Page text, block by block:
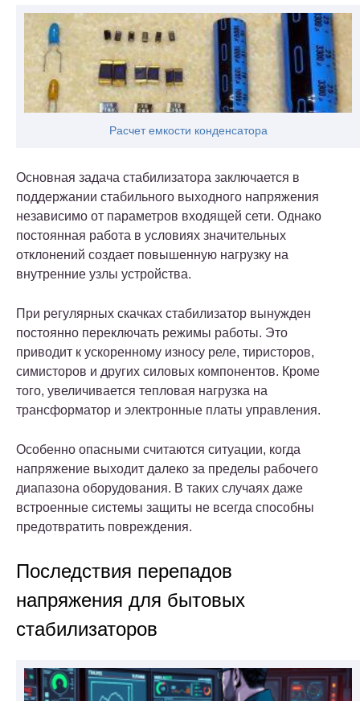
Расчет емкости конденсатора
Основная задача стабилизатора заключается в
поддержании стабильного выходного напряжения
независимо от параметров входящей сети. Однако
постоянная работа в условиях значительных
отклонений создает повышенную нагрузку на
внутренние узлы устройства.
При регулярных скачках стабилизатор вынужден
постоянно переключать режимы работы. Это
приводит к ускоренному износу реле, тиристоров,
симисторов и других силовых компонентов. Кроме
того, увеличивается тепловая нагрузка на
трансформатор и электронные платы управления.
Особенно опасными считаются ситуации, когда
напряжение выходит далеко за пределы рабочего
диапазона оборудования. В таких случаях даже
встроенные системы защиты не всегда способны
предотвратить повреждения.
Последствия перепадов
напряжения для бытовых
стабилизаторов